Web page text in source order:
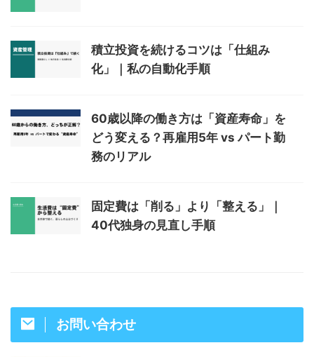
積立投資を続けるコツは「仕組み
化」｜私の自動化手順
60歳以降の働き方は「資産寿命」を
どう変える？再雇用5年 vs パート勤
務のリアル
固定費は「削る」より「整える」｜
40代独身の見直し手順
お問い合わせ